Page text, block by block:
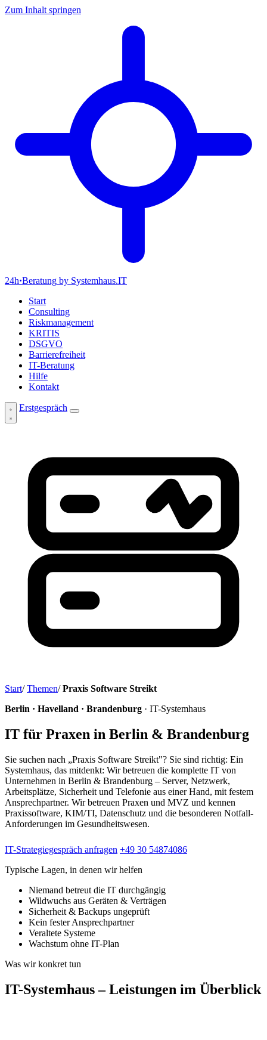
Zum Inhalt springen
24h·Beratung by Systemhaus.IT
Start
Consulting
Riskmanagement
KRITIS
DSGVO
Barrierefreiheit
IT-Beratung
Hilfe
Kontakt
Erstgespräch
Start/ Themen/ Praxis Software Streikt
Berlin · Havelland · Brandenburg · IT-Systemhaus
IT für Praxen in Berlin & Brandenburg
Sie suchen nach „Praxis Software Streikt"? Sie sind richtig: Ein
Systemhaus, das mitdenkt: Wir betreuen die komplette IT von
Unternehmen in Berlin & Brandenburg – Server, Netzwerk,
Arbeitsplätze, Sicherheit und Telefonie aus einer Hand, mit festem
Ansprechpartner. Wir betreuen Praxen und MVZ und kennen
Praxissoftware, KIM/TI, Datenschutz und die besonderen Notfall-
Anforderungen im Gesundheitswesen.
IT-Strategiegespräch anfragen +49 30 54874086
Typische Lagen, in denen wir helfen
Niemand betreut die IT durchgängig
Wildwuchs aus Geräten & Verträgen
Sicherheit & Backups ungeprüft
Kein fester Ansprechpartner
Veraltete Systeme
Wachstum ohne IT-Plan
Was wir konkret tun
IT-Systemhaus – Leistungen im Überblick